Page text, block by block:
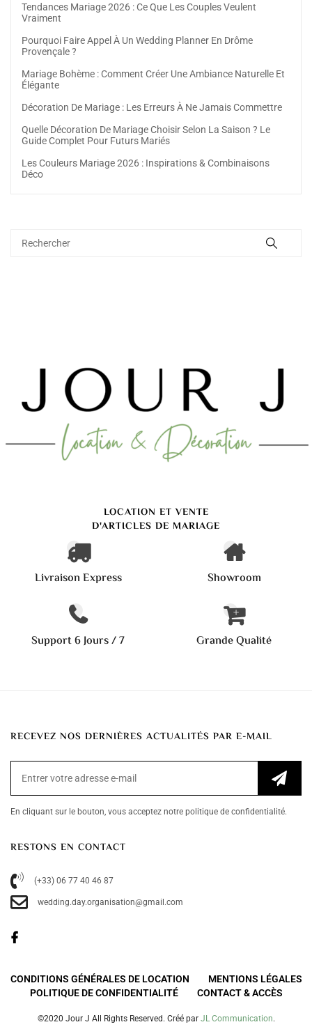
Tendances Mariage 2026 : Ce Que Les Couples Veulent
Vraiment
Pourquoi Faire Appel À Un Wedding Planner En Drôme
Provençale ?
Mariage Bohème : Comment Créer Une Ambiance Naturelle Et
Élégante
Décoration De Mariage : Les Erreurs À Ne Jamais Commettre
Quelle Décoration De Mariage Choisir Selon La Saison ? Le
Guide Complet Pour Futurs Mariés
Les Couleurs Mariage 2026 : Inspirations & Combinaisons
Déco
LOCATION ET VENTE
D'ARTICLES DE MARIAGE
Livraison Express Showroom
Support 6 Jours / 7 Grande Qualité
RECEVEZ NOS DERNIÈRES ACTUALITÉS PAR E-MAIL
En cliquant sur le bouton, vous acceptez notre politique de confidentialité.
RESTONS EN CONTACT
(+33) 06 77 40 46 87
wedding.day.organisation@gmail.com
CONDITIONS GÉNÉRALES DE LOCATION
MENTIONS LÉGALES
POLITIQUE DE CONFIDENTIALITÉ
CONTACT & ACCÈS
©2020 Jour J All Rights Reserved. Créé par JL Communication.